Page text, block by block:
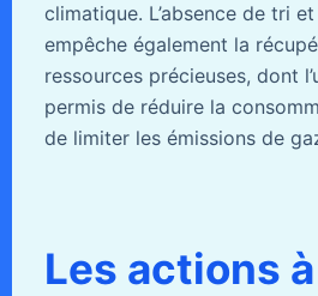
climatique. L’absence de tri
empêche également la
ressources précieuses, dont
permis de réduire la
de limiter les émissions de
Les actions